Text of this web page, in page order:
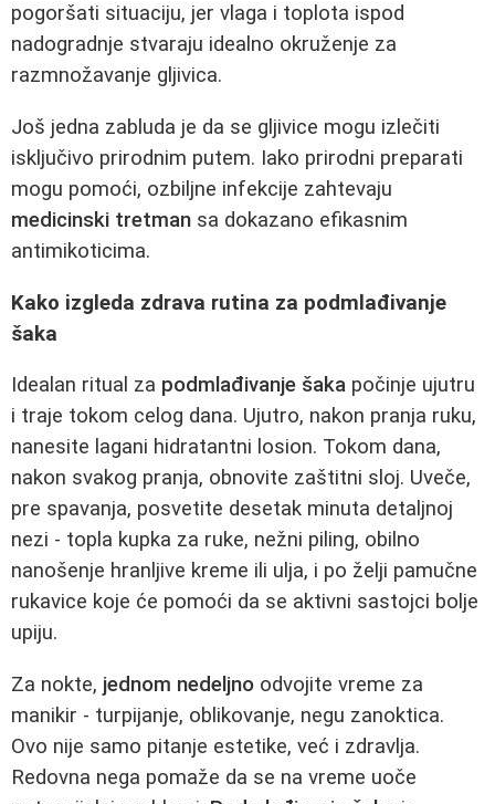
pogoršati situaciju, jer vlaga i toplota ispod
nadogradnje stvaraju idealno okruženje za
razmnožavanje gljivica.
Još jedna zabluda je da se gljivice mogu izlečiti
isključivo prirodnim putem. Iako prirodni preparati
mogu pomoći, ozbiljne infekcije zahtevaju
medicinski tretman sa dokazano efikasnim
antimikoticima.
Kako izgleda zdrava rutina za podmlađivanje
šaka
Idealan ritual za podmlađivanje šaka počinje ujutru
i traje tokom celog dana. Ujutro, nakon pranja ruku,
nanesite lagani hidratantni losion. Tokom dana,
nakon svakog pranja, obnovite zaštitni sloj. Uveče,
pre spavanja, posvetite desetak minuta detaljnoj
nezi - topla kupka za ruke, nežni piling, obilno
nanošenje hranljive kreme ili ulja, i po želji pamučne
rukavice koje će pomoći da se aktivni sastojci bolje
upiju.
Za nokte, jednom nedeljno odvojite vreme za
manikir - turpijanje, oblikovanje, negu zanoktica.
Ovo nije samo pitanje estetike, već i zdravlja.
Redovna nega pomaže da se na vreme uoče